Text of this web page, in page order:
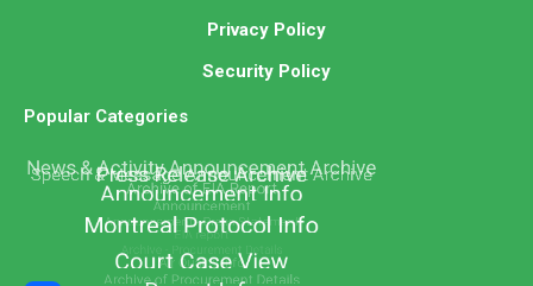
Privacy Policy
Security Policy
Popular Categories